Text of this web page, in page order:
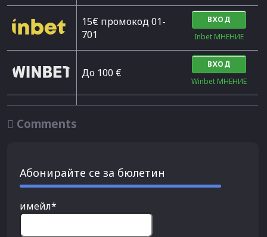
15€ промокод 01-
701
ВХОД
Inbet МНЕНИЕ
До 100 €
ВХОД
Winbet МНЕНИЕ
 Comments
Абонирайте се за бюлетин
имейл*